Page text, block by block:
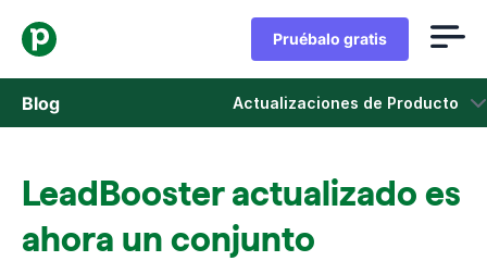
Pruébalo gratis
Blog Actualizaciones de Producto
Marketing
LeadBooster actualizado es
ahora un conjunto